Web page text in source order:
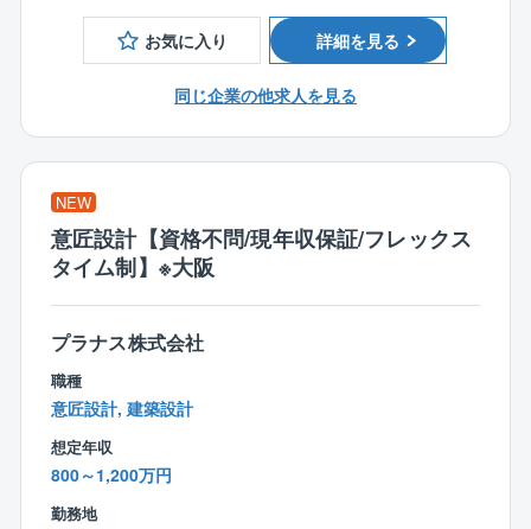
日々取り組んでいます。
【案件エリアに関して】
■関西圏（大阪、兵庫、京都、滋賀）の工場地帯の案件
が中心となります。
【部門構成/大阪支店】
■42名
※内訳：10代1名、20代11名、30代8名、40代5名、50
代10名、60代3名、70代4名
【同社の特徴】
〈ポテンシャル層にむけた手厚いフォロー体制完
備！〉
■入社後に担当する施工管理の仕事は、建築現場におい
て監督的な立場にあります。日々専門的な知識や経験
が必要となりますが、「最初はゼロからスタートすれ
ばいい」と考えています。そのため、先輩がしっかり
フォローいたします。
〈具体的なポテンシャル層向けの制度〉
お気に入り 詳細を見る
同じ企業の他求人を見る
NEW
意匠設計【資格不問/現年収保証/フレックス
タイム制】※大阪
プラナス株式会社
職種
意匠設計, 建築設計
想定年収
800～1,200万円
勤務地